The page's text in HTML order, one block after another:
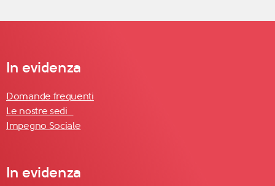
In evidenza
Domande frequenti
Le nostre sedi
Impegno Sociale
In evidenza